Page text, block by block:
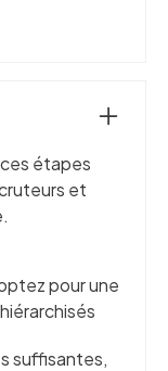
étapes
et
pour une
suffisantes,